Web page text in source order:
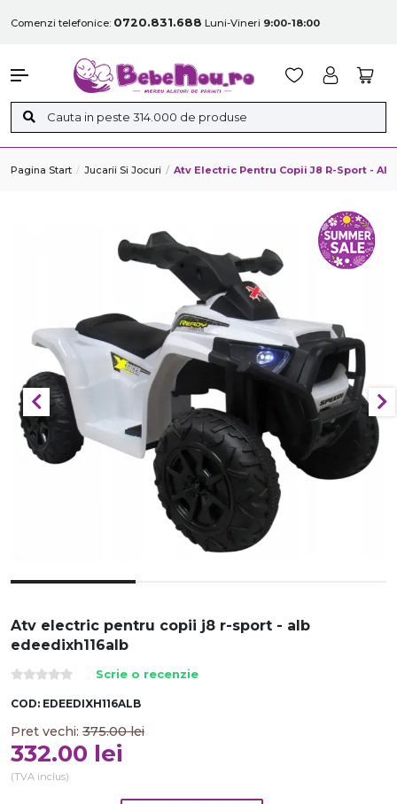
Comenzi telefonice: 0720.831.688 Luni-Vineri 9:00-18:00
Pagina Start Jucarii Si Jocuri Atv Electric Pentru Copii J8 R-Sport -
Atv electric pentru copii j8 r-sport - alb
edeedixh116alb
Scrie o recenzie
COD: EDEEDIXH116ALB
Pret vechi: 375.00 lei
332.00 lei
(TVA inclus)